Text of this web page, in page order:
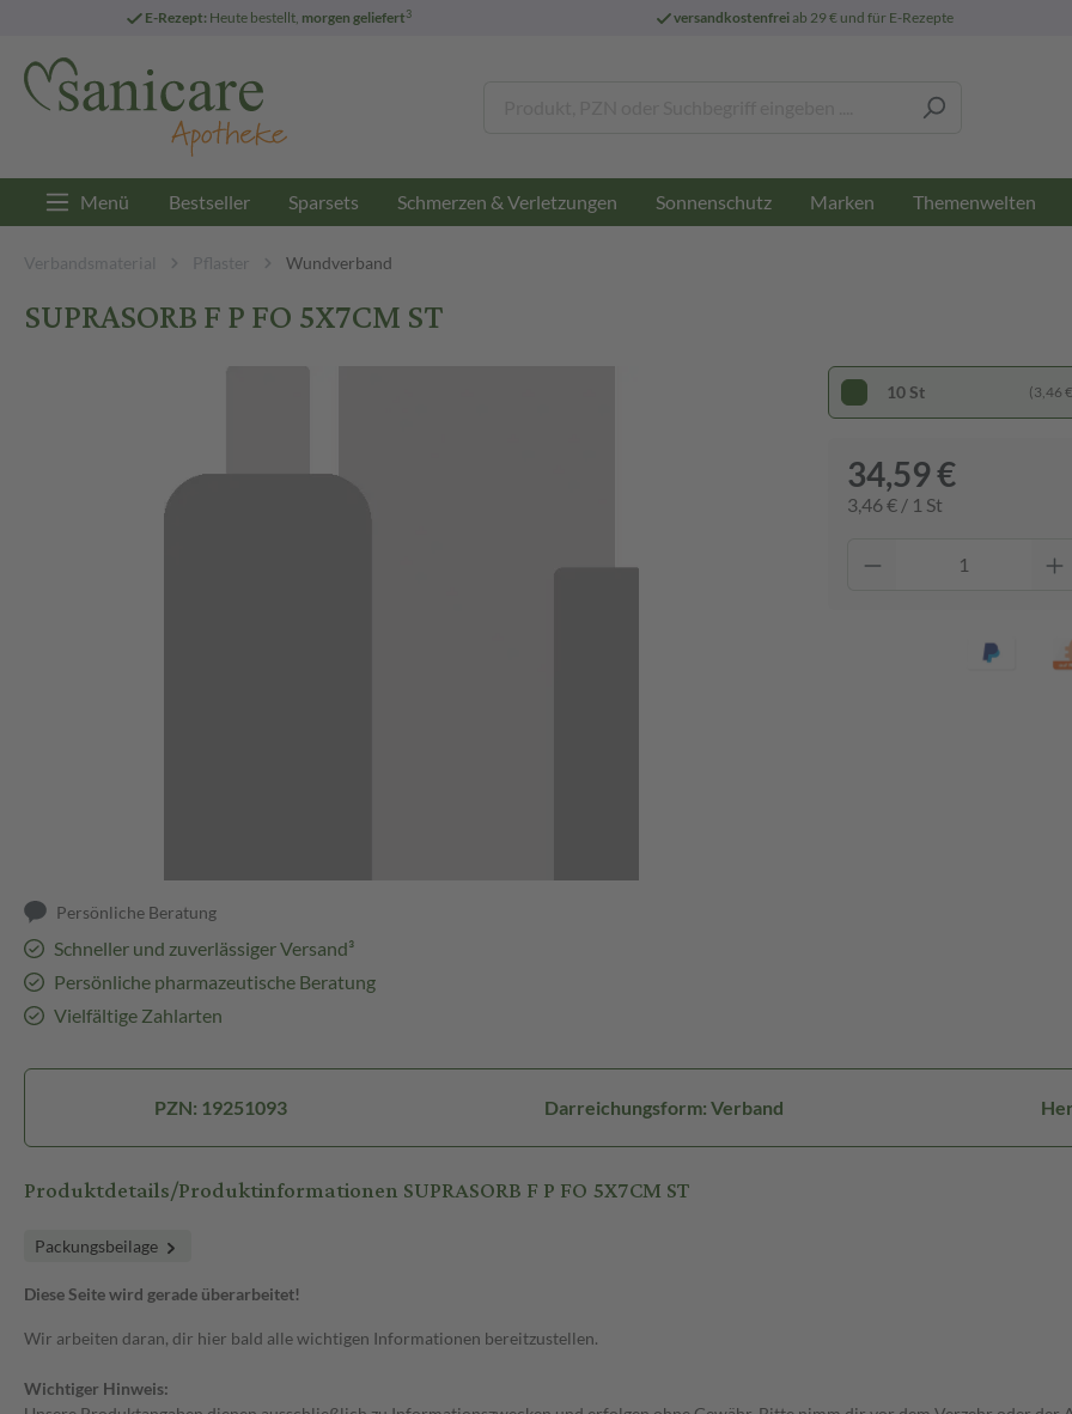
E-Rezept: Heute bestellt, morgen geliefert3 versandkostenfreiab 29 € und für E-Rezepte
Menü Bestseller Sparsets Schmerzen & Verletzungen Sonnenschutz Marken Themenwelten
Verbandsmaterial Pflaster Wundverband
SUPRASORB F P FO 5X7CM ST
Persönliche Beratung
Schneller und zuverlässiger Versand³
Persönliche pharmazeutische Beratung
Vielfältige Zahlarten
10 St (3,46
34,59 €
3,46 € / 1 St
PZN: 19251093 Darreichungsform: Verband
Produktdetails/Produktinformationen SUPRASORB F P FO 5X7CM ST
Packungsbeilage
Diese Seite wird gerade überarbeitet!
Wir arbeiten daran, dir hier bald alle wichtigen Informationen bereitzustellen.
Wichtiger Hinweis: